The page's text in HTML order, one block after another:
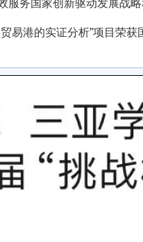
务国家创新驱动发展战略
港的实证分析”项目荣获